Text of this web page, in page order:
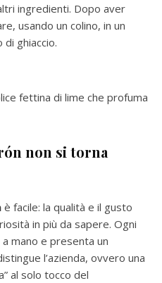
ingredienti. Dopo aver
usando un colino, in un
ghiaccio.
fettina di lime che profuma
non si torna
è facile: la qualità e il gusto
in più da sapere. Ogni
mano e presenta un
l’azienda, ovvero una
al solo tocco del